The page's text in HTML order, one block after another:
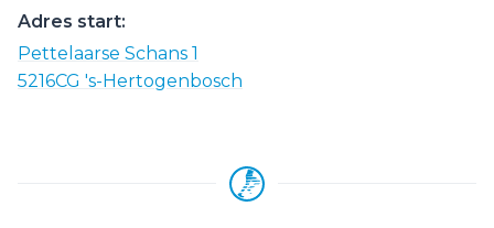
Adres start:
Pettelaarse Schans 1
5216CG 's-Hertogenbosch